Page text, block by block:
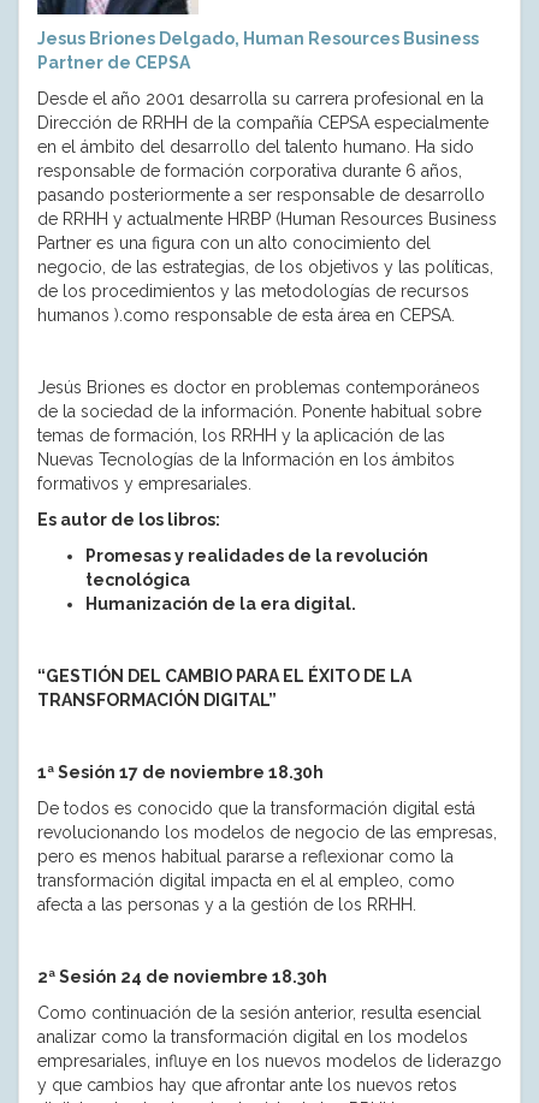
Jesus Briones Delgado, Human Resources Business
Partner de CEPSA
Desde el año 2001 desarrolla su carrera profesional en la
Dirección de RRHH de la compañía CEPSA especialmente
en el ámbito del desarrollo del talento humano. Ha sido
responsable de formación corporativa durante 6 años,
pasando posteriormente a ser responsable de desarrollo
de RRHH y actualmente HRBP (Human Resources Business
Partner es una figura con un alto conocimiento del
negocio, de las estrategias, de los objetivos y las políticas,
de los procedimientos y las metodologías de recursos
humanos ).como responsable de esta área en CEPSA.
Jesús Briones es doctor en problemas contemporáneos
de la sociedad de la información. Ponente habitual sobre
temas de formación, los RRHH y la aplicación de las
Nuevas Tecnologías de la Información en los ámbitos
formativos y empresariales.
Es autor de los libros:
Promesas y realidades de la revolución
tecnológica
Humanización de la era digital.
“GESTIÓN DEL CAMBIO PARA EL ÉXITO DE LA
TRANSFORMACIÓN DIGITAL”
1ª Sesión 17 de noviembre 18.30h
De todos es conocido que la transformación digital está
revolucionando los modelos de negocio de las empresas,
pero es menos habitual pararse a reflexionar como la
transformación digital impacta en el al empleo, como
afecta a las personas y a la gestión de los RRHH.
2ª Sesión 24 de noviembre 18.30h
Como continuación de la sesión anterior, resulta esencial
analizar como la transformación digital en los modelos
empresariales, influye en los nuevos modelos de liderazgo
y que cambios hay que afrontar ante los nuevos retos